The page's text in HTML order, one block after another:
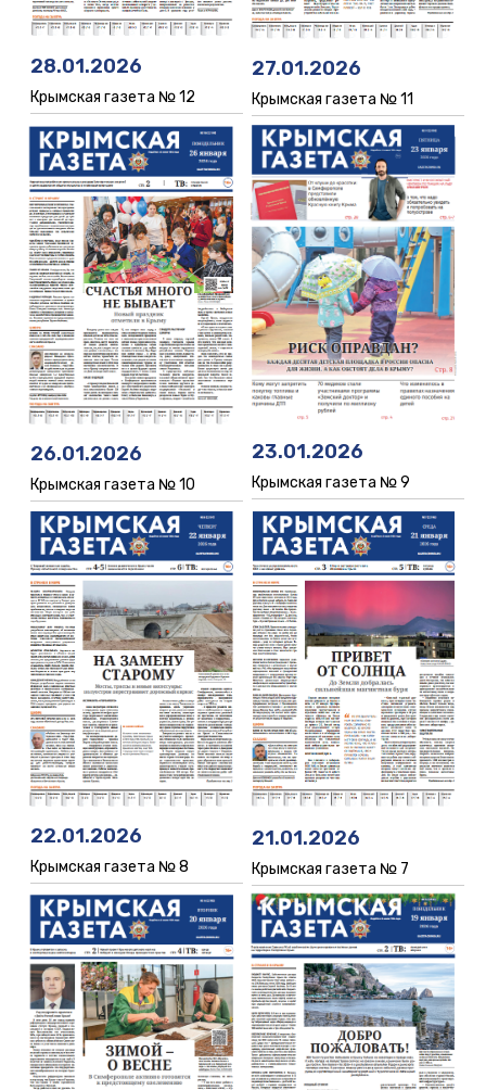
28.01.2026
Крымская газета № 12
27.01.2026
Крымская газета № 11
26.01.2026
Крымская газета № 10
23.01.2026
Крымская газета № 9
22.01.2026
Крымская газета № 8
21.01.2026
Крымская газета № 7